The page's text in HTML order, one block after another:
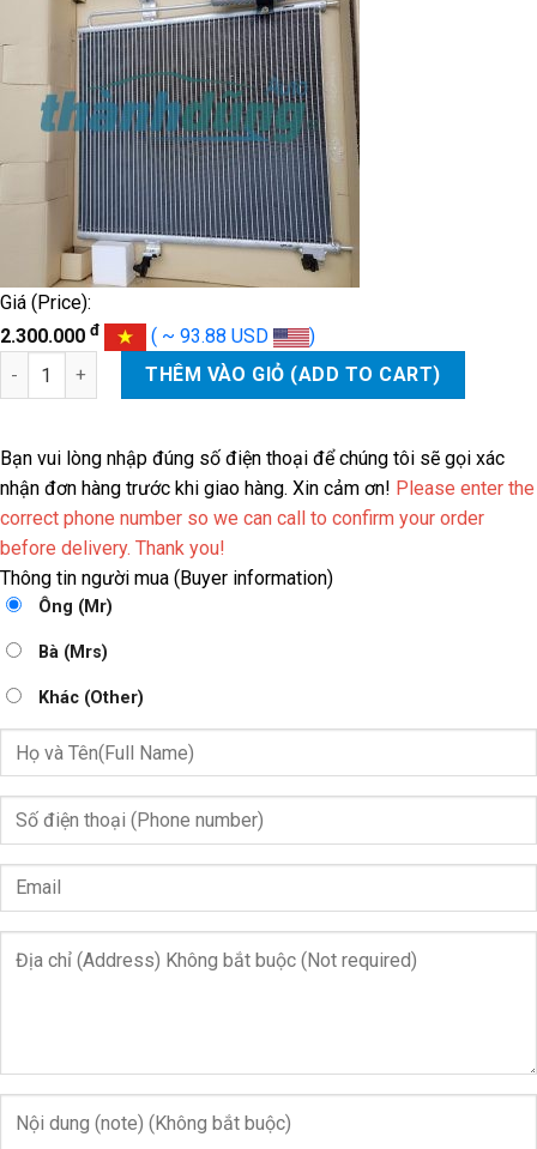
Giá (Price):
2.300.000 đ ( ~ 93.88 USD )
GIÀN NÓNG MITSUBISHI TRITON số lượng
THÊM VÀO GIỎ (ADD TO CART)
Bạn vui lòng nhập đúng số điện thoại để chúng tôi sẽ gọi xác
nhận đơn hàng trước khi giao hàng. Xin cảm ơn! Please enter the
correct phone number so we can call to confirm your order
before delivery. Thank you!
Thông tin người mua (Buyer information)
Ông (Mr)
Bà (Mrs)
Khác (Other)